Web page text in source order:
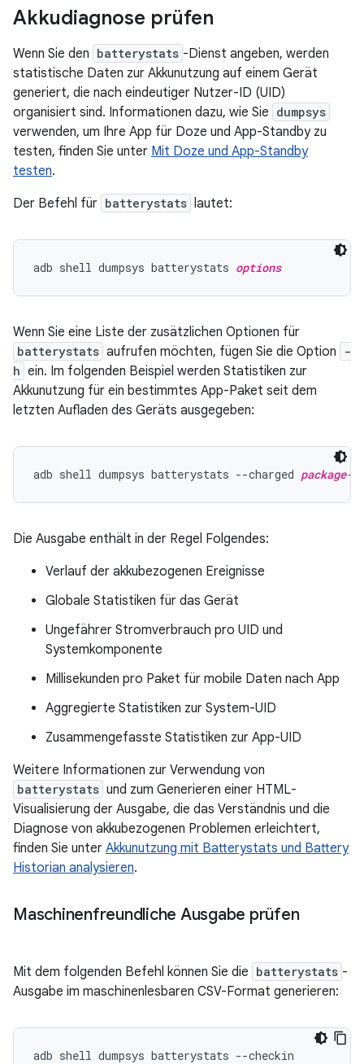
Akkudiagnose prüfen
Wenn Sie den batterystats -Dienst angeben, werden
statistische Daten zur Akkunutzung auf einem Gerät
generiert, die nach eindeutiger Nutzer-ID (UID)
organisiert sind. Informationen dazu, wie Sie dumpsys
verwenden, um Ihre App für Doze und App-Standby zu
testen, finden Sie unter Mit Doze und App-Standby
testen.
Der Befehl für batterystats lautet:
adb shell dumpsys batterystats options
Wenn Sie eine Liste der zusätzlichen Optionen für
batterystats aufrufen möchten, fügen Sie die Option
-
h ein. Im folgenden Beispiel werden Statistiken zur
Akkunutzung für ein bestimmtes App-Paket seit dem
letzten Aufladen des Geräts ausgegeben:
adb shell dumpsys batterystats --charged package-
Die Ausgabe enthält in der Regel Folgendes:
Verlauf der akkubezogenen Ereignisse
Globale Statistiken für das Gerät
Ungefährer Stromverbrauch pro UID und
Systemkomponente
Millisekunden pro Paket für mobile Daten nach App
Aggregierte Statistiken zur System-UID
Zusammengefasste Statistiken zur App-UID
Weitere Informationen zur Verwendung von
batterystats und zum Generieren einer HTML-
Visualisierung der Ausgabe, die das Verständnis und die
Diagnose von akkubezogenen Problemen erleichtert,
finden Sie unter Akkunutzung mit Batterystats und Battery
Historian analysieren.
Maschinenfreundliche Ausgabe prüfen
Mit dem folgenden Befehl können Sie die batterystats -
Ausgabe im maschinenlesbaren CSV-Format generieren: